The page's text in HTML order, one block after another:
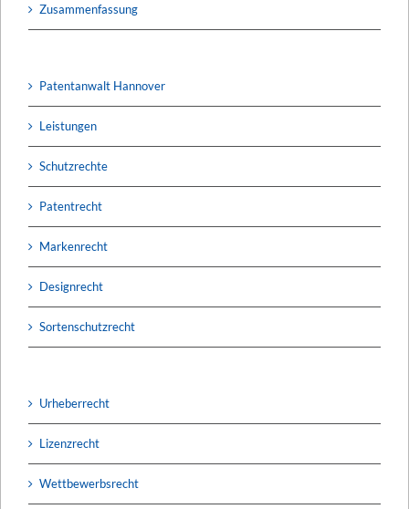
Zusammenfassung
Patentanwalt Hannover
Leistungen
Schutzrechte
Patentrecht
Markenrecht
Designrecht
Sortenschutzrecht
Urheberrecht
Lizenzrecht
Wettbewerbsrecht